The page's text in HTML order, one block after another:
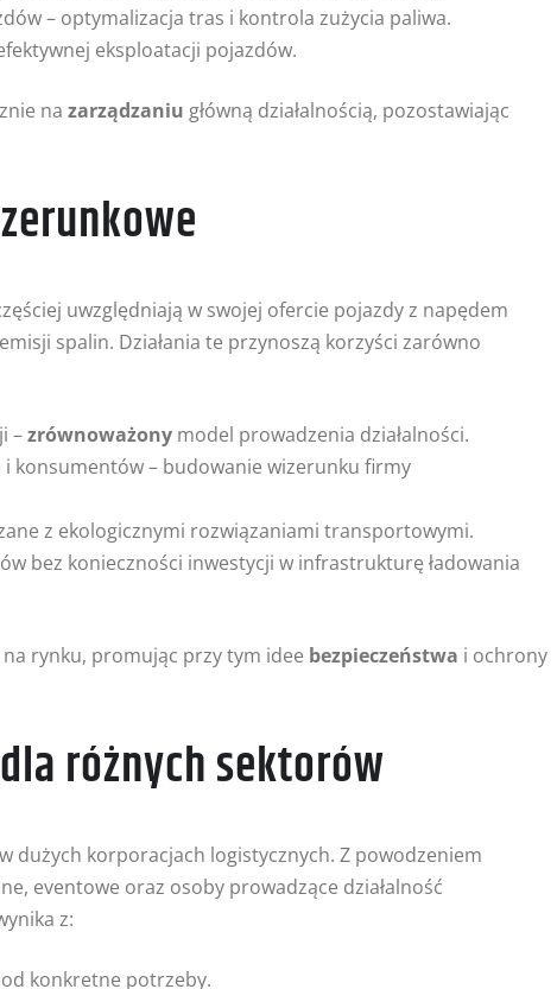
– optymalizacja tras i kontrola zużycia paliwa.
eksploatacji pojazdów.
na zarządzaniu główną działalnością, pozostawiając
uwzględniają w swojej ofercie pojazdy z napędem
spalin. Działania te przynoszą korzyści zarówno
–zrównoważony model prowadzenia działalności.
konsumentów – budowanie wizerunku firmy
z ekologicznymi rozwiązaniami transportowymi.
bez konieczności inwestycji w infrastrukturę ładowania
rynku, promując przy tym idee bezpieczeństwa i ochrony
różnych sektorów
dużych korporacjach logistycznych. Z powodzeniem
eventowe oraz osoby prowadzące działalność
z:
konkretne potrzeby.